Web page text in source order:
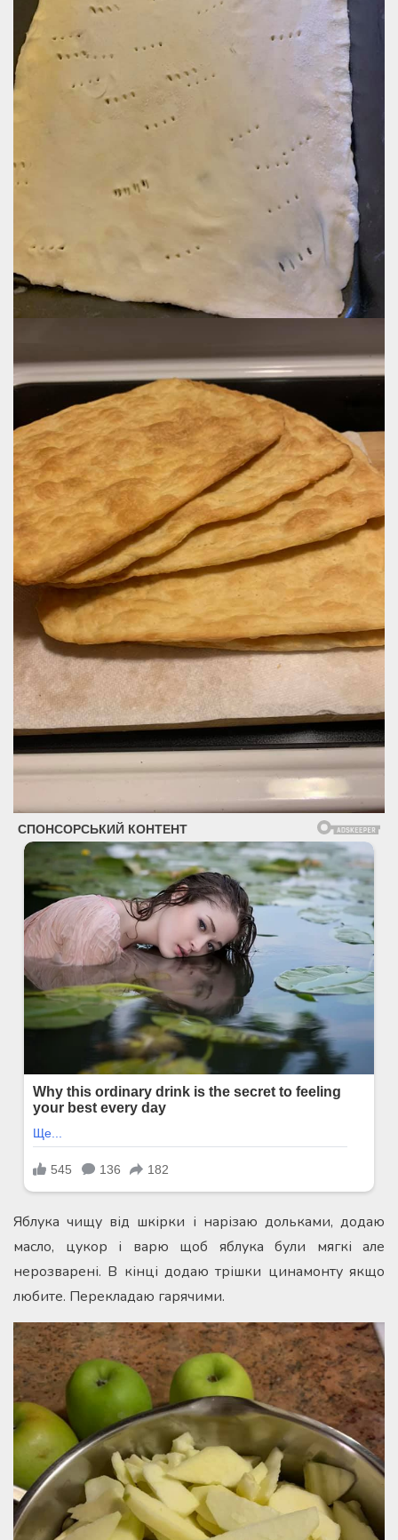
Яблука чищу від шкірки і нарізаю дольками, додаю
масло, цукор і варю щоб яблука були мягкі але
нерозварені. В кінці додаю трішки цинамонту якщо
любите. Перекладаю гарячими.